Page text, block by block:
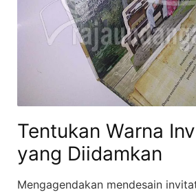
Tentukan Warna
yang Diidamkan
Mengagendakan mendesain